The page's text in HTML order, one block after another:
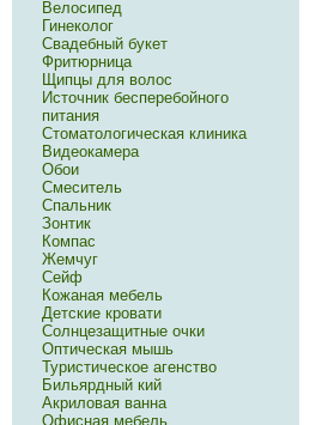
Велосипед
Гинеколог
Свадебный букет
Фритюрница
Щипцы для волос
Источник бесперебойного
питания
Стоматологическая клиника
Видеокамера
Обои
Смеситель
Спальник
Зонтик
Компас
Жемчуг
Сейф
Кожаная мебель
Детские кровати
Солнцезащитные очки
Оптическая мышь
Туристическое агенство
Бильярдный кий
Акриловая ванна
Офисная мебель